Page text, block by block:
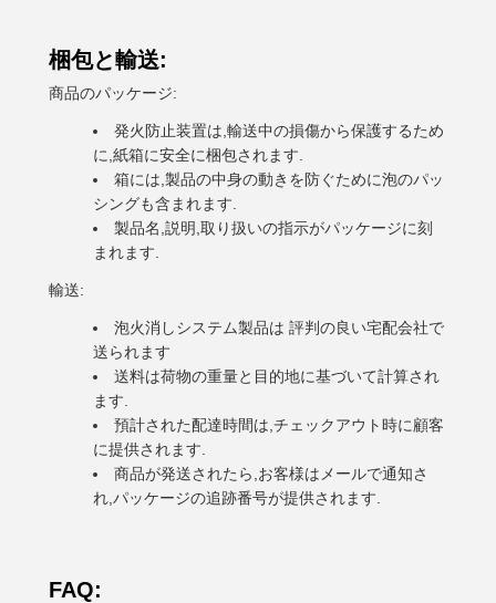
梱包と輸送:
商品のパッケージ:
発火防止装置は,輸送中の損傷から保護するため
に,紙箱に安全に梱包されます.
箱には,製品の中身の動きを防ぐために泡のパッ
シングも含まれます.
製品名,説明,取り扱いの指示がパッケージに刻
まれます.
輸送:
泡火消しシステム製品は 評判の良い宅配会社で
送られます
送料は荷物の重量と目的地に基づいて計算され
ます.
預計された配達時間は,チェックアウト時に顧客
に提供されます.
商品が発送されたら,お客様はメールで通知さ
れ,パッケージの追跡番号が提供されます.
FAQ: